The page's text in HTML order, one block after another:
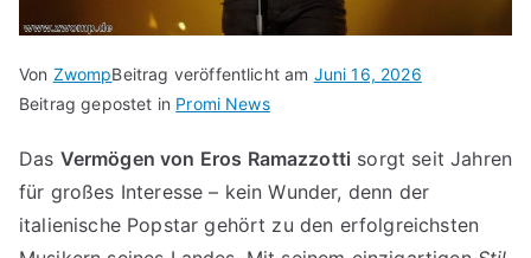
Von ZwompBeitrag veröffentlicht am Juni 16, 2026
Beitrag gepostet in Promi News
Das Vermögen von Eros Ramazzotti sorgt seit Jahren
für großes Interesse – kein Wunder, denn der
italienische Popstar gehört zu den erfolgreichsten